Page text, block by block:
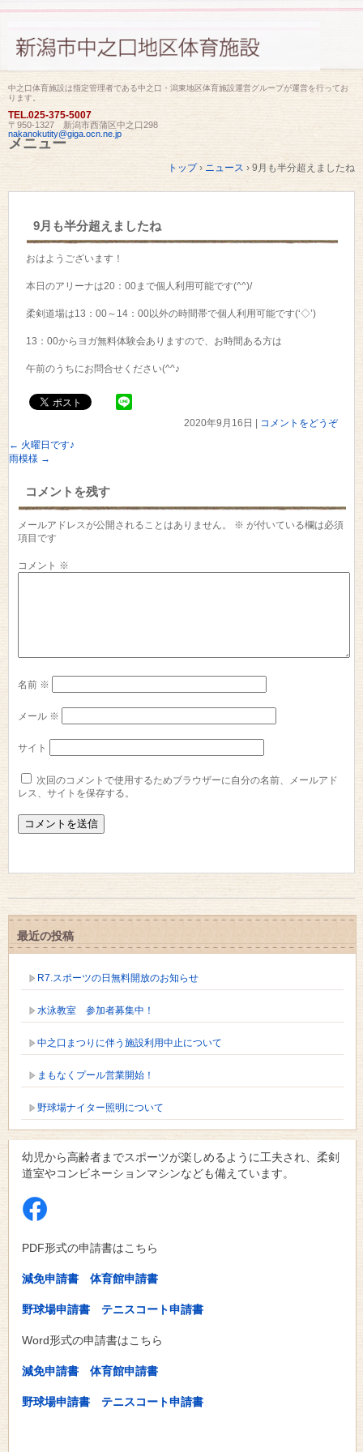
中之口体育施設は指定管理者である中之口・潟東地区体育施設運営グループが運営を行ってお
ります。
TEL.025-375-5007
〒950-1327 新潟市西蒲区中之口298
nakanokutity@giga.ocn.ne.jp
メニュー
トップ › ニュース › 9月も半分超えましたね
9月も半分超えましたね
おはようございます！
本日のアリーナは20：00まで個人利用可能です(^^)/
柔剣道場は13：00～14：00以外の時間帯で個人利用可能です(‘◇’)ゞ
13：00からヨガ無料体験会ありますので、お時間ある方は
午前のうちにお問合せください(^^♪
2020年9月16日
コメントをどうぞ
← 火曜日です♪
雨模様 →
コメントを残す
メールアドレスが公開されることはありません。 ※ が付いている欄は必須
項目です
コメント ※
名前 ※
メール ※
サイト
次回のコメントで使用するためブラウザーに自分の名前、メールアド
レス、サイトを保存する。
最近の投稿
R7.スポーツの日無料開放のお知らせ
水泳教室 参加者募集中！
中之口まつりに伴う施設利用中止について
まもなくプール営業開始！
野球場ナイター照明について
幼児から高齢者までスポーツが楽しめるように工夫され、柔剣
道室やコンビネーションマシンなども備えています。
PDF形式の申請書はこちら
減免申請書 体育館申請書
野球場申請書 テニスコート申請書
Word形式の申請書はこちら
減免申請書 体育館申請書
野球場申請書 テニスコート申請書